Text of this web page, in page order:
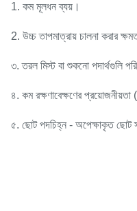
1. কম মূলধন ব্যয়।
2. উচ্চ তাপমাত্রায় চালনা করার
৩. তরল মিস্ট বা শুকনো পদার্থগুলি
৪. কম রক্ষণাবেক্ষণের
৫. ছোট পদচিহ্ন - অপেক্ষাকৃত ছোট